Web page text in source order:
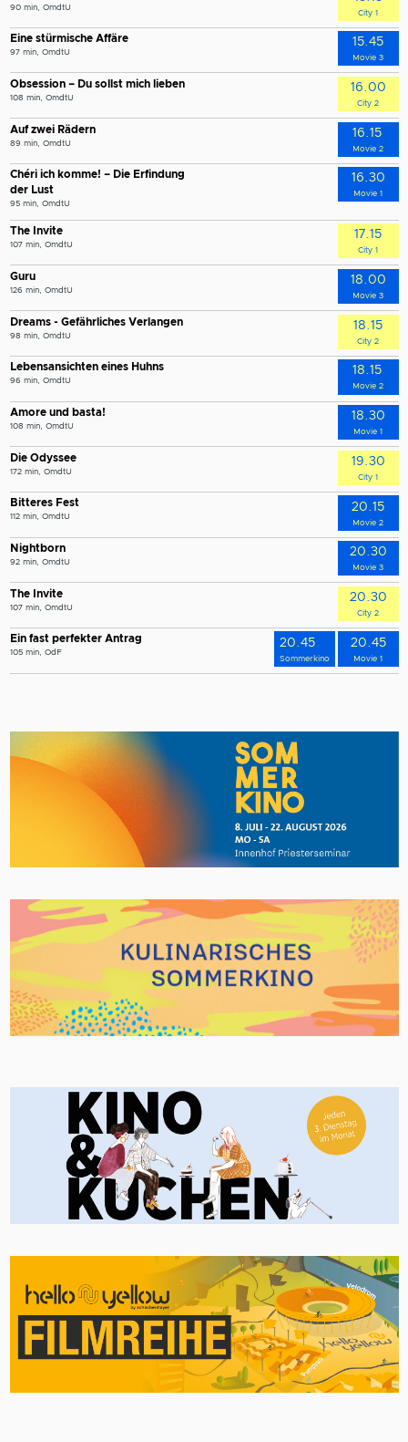
90 min, OmdtU
City 1
Eine stürmische Affäre
97 min, OmdtU
15.45
Movie 3
Obsession – Du sollst mich lieben
108 min, OmdtU
16.00
City 2
Auf zwei Rädern
89 min, OmdtU
16.15
Movie 2
Chéri ich komme! – Die Erfindung
der Lust
95 min, OmdtU
16.30
Movie 1
The Invite
107 min, OmdtU
17.15
City 1
Guru
126 min, OmdtU
18.00
Movie 3
Dreams - Gefährliches Verlangen
98 min, OmdtU
18.15
City 2
Lebensansichten eines Huhns
96 min, OmdtU
18.15
Movie 2
Amore und basta!
108 min, OmdtU
18.30
Movie 1
Die Odyssee
172 min, OmdtU
19.30
City 1
Bitteres Fest
112 min, OmdtU
20.15
Movie 2
Nightborn
92 min, OmdtU
20.30
Movie 3
The Invite
107 min, OmdtU
20.30
City 2
Ein fast perfekter Antrag
105 min, OdF
20.45
Sommerkino
20.45
Movie 1